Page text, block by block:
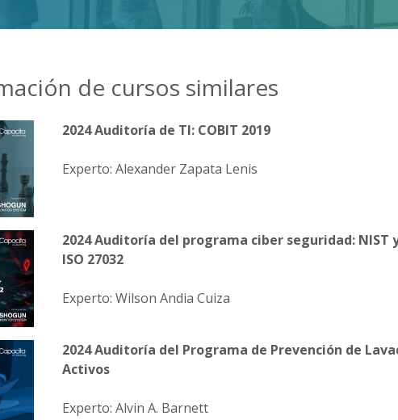
de cursos similares
2024 Auditoría de TI: COBIT 2019
Experto: Alexander Zapata Lenis
2024 Auditoría del programa ciber seguridad: NIST
ISO 27032
Experto: Wilson Andia Cuiza
2024 Auditoría del Programa de Prevención de
Activos
Experto: Alvin A. Barnett